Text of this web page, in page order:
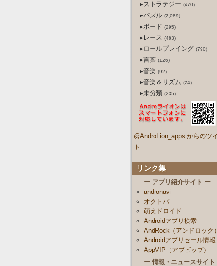
▸ストラテジー (470)
▸パズル (2,089)
▸ボード (295)
▸レース (483)
▸ロールプレイング (790)
▸言葉 (126)
▸音楽 (92)
▸音楽＆リズム (24)
▸未分類 (235)
@AndroLion_apps からのツ
ト
リンク集
ー アプリ紹介サイト ー
andronavi
オクトバ
萌えドロイド
Androidアプリ検索
AndRock（アンドロック
Androidアプリセール情報
AppVIP（アプビップ）
ー 情報・ニュースサイト